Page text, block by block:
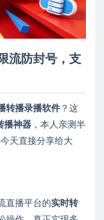
流防封号，支
转播录播软件 ？这
播神器 ，本人亲测半
天直接分享给大
直播平台的实时转